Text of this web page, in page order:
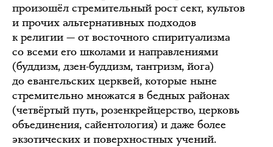
произошёл стремительный рост сект, культов
и прочих альтернативных подходов
к религии — от восточного спиритуализма
со всеми его школами и направлениями
(буддизм, дзен-буддизм, тантризм, йога)
до евангельских церквей, которые ныне
стремительно множатся в бедных районах
(четвёртый путь, розенкрейцерство, церковь
объединения, сайентология) и даже более
экзотических и поверхностных учений.